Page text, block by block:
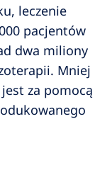
leczenie
pacjentów
dwa miliony
Mniej
za pomocą